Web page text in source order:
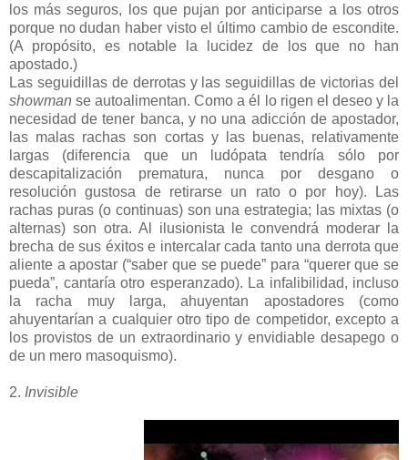
los más seguros, los que pujan por anticiparse a los otros
porque no dudan haber visto el último cambio de escondite.
(A propósito, es notable la lucidez de los que no han
apostado.)
Las seguidillas de derrotas y las seguidillas de victorias del
showman se autoalimentan. Como a él lo rigen el deseo y la
necesidad de tener banca, y no una adicción de apostador,
las malas rachas son cortas y las buenas, relativamente
largas (diferencia que un ludópata tendría sólo por
descapitalización prematura, nunca por desgano o
resolución gustosa de retirarse un rato o por hoy). Las
rachas puras (o continuas) son una estrategia; las mixtas (o
alternas) son otra. Al ilusionista le convendrá moderar la
brecha de sus éxitos e intercalar cada tanto una derrota que
aliente a apostar (“saber que se puede” para “querer que se
pueda”, cantaría otro esperanzado). La infalibilidad, incluso
la racha muy larga, ahuyentan apostadores (como
ahuyentarían a cualquier otro tipo de competidor, excepto a
los provistos de un extraordinario y envidiable desapego o
de un mero masoquismo).
2. Invisible